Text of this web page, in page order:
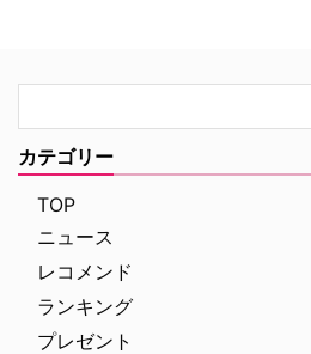
カテゴリー
TOP
ニュース
レコメンド
ランキング
プレゼント